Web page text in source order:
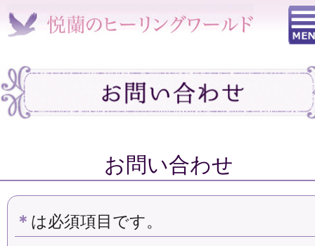
お問い合わせ
＊ は必須項目です。